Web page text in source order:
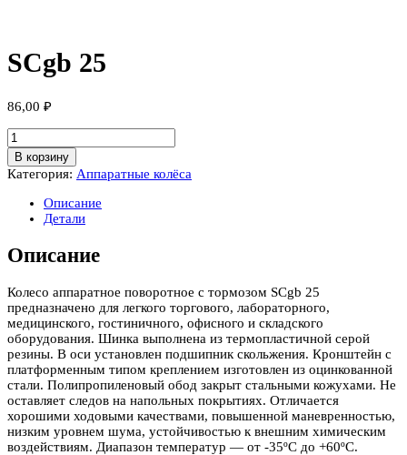
SCgb 25
86,00 ₽
Количество
товара
SCgb
25
В корзину
Категория: Аппаратные колёса
Описание
Детали
Описание
Колесо аппаратное поворотное с тормозом SCgb 25
предназначено для легкого торгового, лабораторного,
медицинского, гостиничного, офисного и складского
оборудования. Шинка выполнена из термопластичной серой
резины. В оси установлен подшипник скольжения. Кронштейн с
платформенным типом креплением изготовлен из оцинкованной
стали. Полипропиленовый обод закрыт стальными кожухами. Не
оставляет следов на напольных покрытиях. Отличается
хорошими ходовыми качествами, повышенной маневренностью,
низким уровнем шума, устойчивостью к внешним химическим
воздействиям. Диапазон температур — от -35ºC до +60ºC.